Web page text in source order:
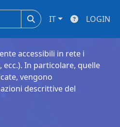
IT LOGIN
accessibili in rete i
In particolare, quelle
vengono
descrittive del